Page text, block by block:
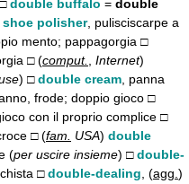
double buffalo = double
polisher, pulisciscarpe a
mento; pappagorgia □
□ (comput. Internet)
) □double cream , panna
frode; doppio gioco □
con il proprio complice □
□ (fam. USA) double
(per uscire insieme) □double-
□double-dealing , (agg. )